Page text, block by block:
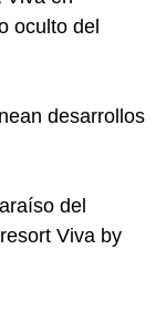
oculto del
desarrollos
del
Viva by